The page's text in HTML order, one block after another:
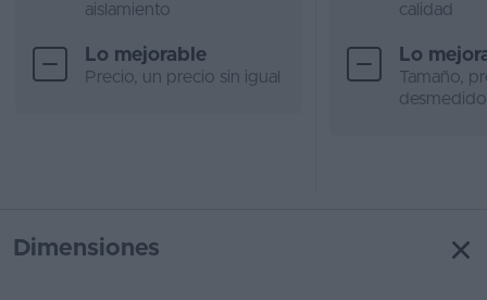
aislamiento
Lo mejorable
Precio, un precio sin igual
calidad
Lo
Tamaño,
desmedido
Dimensiones